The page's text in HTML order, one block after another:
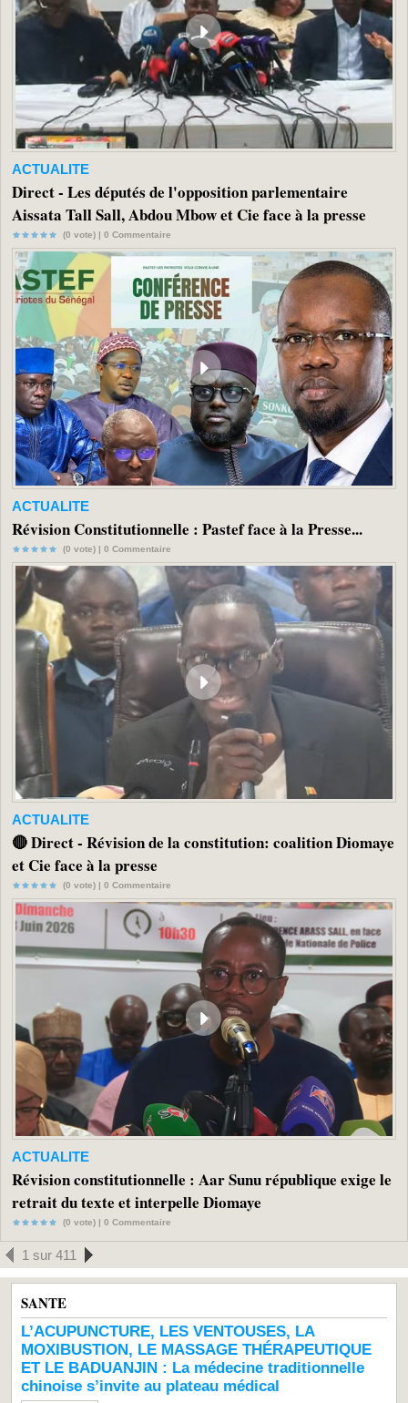
ACTUALITE
Direct - Les députés de l'opposition parlementaire
Aissata Tall Sall, Abdou Mbow et Cie face à la presse
(0 vote) | 0 Commentaire
ACTUALITE
Révision Constitutionnelle : Pastef face à la Presse...
(0 vote) | 0 Commentaire
ACTUALITE
🔴 Direct - Révision de la constitution: coalition Diomaye
et Cie face à la presse
(0 vote) | 0 Commentaire
ACTUALITE
Révision constitutionnelle : Aar Sunu république exige le
retrait du texte et interpelle Diomaye
(0 vote) | 0 Commentaire
1 sur 411
SANTE
L’ACUPUNCTURE, LES VENTOUSES, LA
MOXIBUSTION, LE MASSAGE THÉRAPEUTIQUE
ET LE BADUANJIN : La médecine traditionnelle
chinoise s’invite au plateau médical